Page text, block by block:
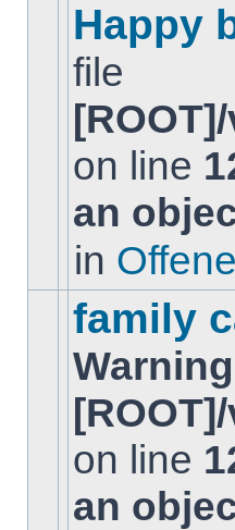
Thema.
gibt
keine
neuen
BeitrÃ¤ge
diesem
Thema.
Happy
file
on line
an
in
gibt
keine
neuen
family
Warning
on line
an